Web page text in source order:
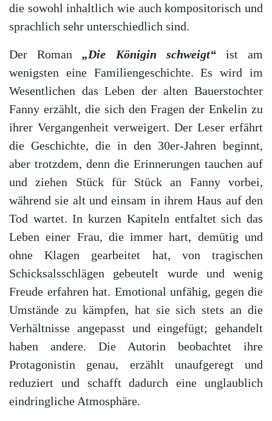
die sowohl inhaltlich wie auch kompositorisch und
sprachlich sehr unterschiedlich sind.
Der Roman„Die Königin schweigt“ist am
wenigsten eine Familiengeschichte. Es wird im
Wesentlichen das Leben der alten Bauerstochter
Fanny erzählt, die sich den Fragen der Enkelin zu
ihrer Vergangenheit verweigert. Der Leser erfährt
die Geschichte, die in den 30er-Jahren beginnt,
aber trotzdem, denn die Erinnerungen tauchen auf
und ziehen Stück für Stück an Fanny vorbei,
während sie alt und einsam in ihrem Haus auf den
Tod wartet. In kurzen Kapiteln entfaltet sich das
Leben einer Frau, die immer hart, demütig und
ohne Klagen gearbeitet hat, von tragischen
Schicksalsschlägen gebeutelt wurde und wenig
Freude erfahren hat. Emotional unfähig, gegen die
Umstände zu kämpfen, hat sie sich stets an die
Verhältnisse angepasst und eingefügt; gehandelt
haben andere. Die Autorin beobachtet ihre
Protagonistin genau, erzählt unaufgeregt und
reduziert und schafft dadurch eine unglaublich
eindringliche Atmosphäre.